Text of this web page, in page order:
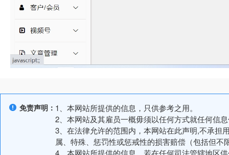
免责声明： 1、本网站所提供的信息，只供参考之用。
2、本网站及其雇员一概毋须以任何方式就任何信
3、在法律允许的范围内，本网站在此声明,不承担
属、特殊、惩罚性或惩戒性的损害赔偿（包括但
4、本网站所提供的信息，若在任何司法管辖地区